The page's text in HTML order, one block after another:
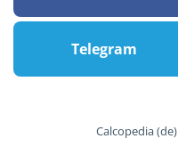
Telegram
Calcopedia (de)